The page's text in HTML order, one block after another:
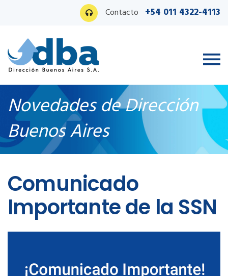
Contacto +54 011 4322-4113
Novedades de Dirección
Buenos Aires
Comunicado
Importante de la SSN